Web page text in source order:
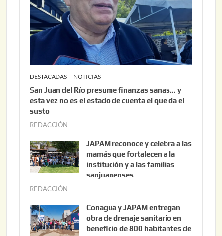
2
6
DESTACADAS NOTICIAS
San Juan del Río presume finanzas sanas… y
esta vez no es el estado de cuenta el que da el
susto
REDACCIÓN
o
s
t
,
2
JAPAM reconoce y celebra a las
mamás que fortalecen a la
institución y a las familias
sanjuanenses
REDACCIÓN
n
i
Conagua y JAPAM entregan
obra de drenaje sanitario en
beneficio de 800 habitantes de